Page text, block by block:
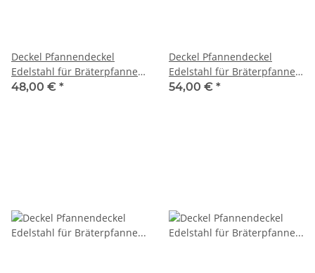
Deckel Pfannendeckel
Edelstahl für Bräterpfanne
Grillpfanne 1er 300 x 500
48,00 € *
Deckel Pfannendeckel
Edelstahl für Bräterpfanne
Grillpfanne 2er 460 x 500
54,00 € *